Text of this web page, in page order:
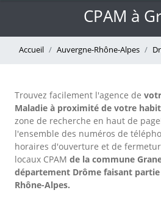
CPAM à
Accueil Auvergne-Rhône-Alpes
Trouvez facilement l'agence de
Maladie à proximité de votre
zone de recherche en haut de
l'ensemble des numéros de
horaires d'ouverture et de
locaux CPAM de la commune
département Drôme faisant
Rhône-Alpes.